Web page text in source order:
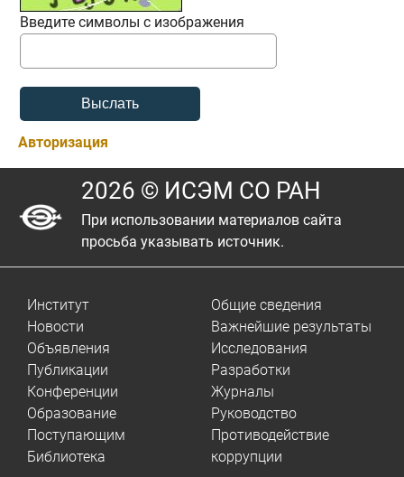
Введите символы с изображения
Авторизация
2026 © ИСЭМ СО РАН
При использовании материалов сайта
просьба указывать источник.
Институт
Новости
Объявления
Публикации
Конференции
Образование
Поступающим
Библиотека
Общие сведения
Важнейшие результаты
Исследования
Разработки
Журналы
Руководство
Противодействие
коррупции